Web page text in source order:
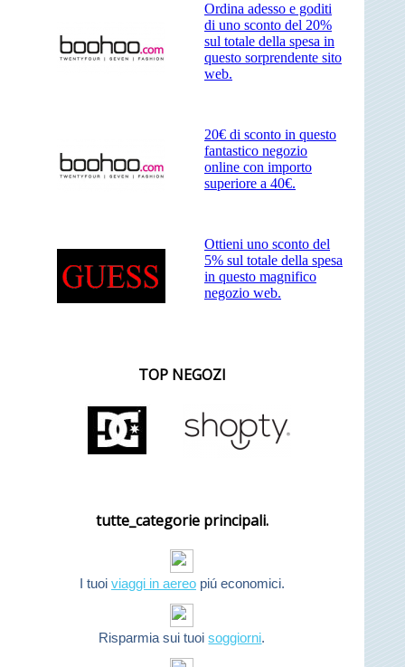
Ordina adesso e goditi
di uno sconto del 20%
sul totale della spesa in
questo sorprendente sito
web.
20€ di sconto in questo
fantastico negozio
online con importo
superiore a 40€.
Ottieni uno sconto del
5% sul totale della spesa
in questo magnifico
negozio web.
TOP NEGOZI
tutte_categorie principali.
I tuoi viaggi in aereopiú economici.
Risparmia sui tuoisoggiorni.